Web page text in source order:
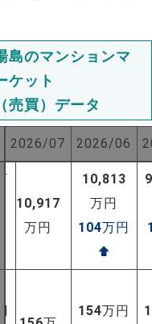
島のマンションマ
ケット
（売買）データ
2026/07 2026/06
10,917
万円
10,813
万円
104万円
⬆
154万円